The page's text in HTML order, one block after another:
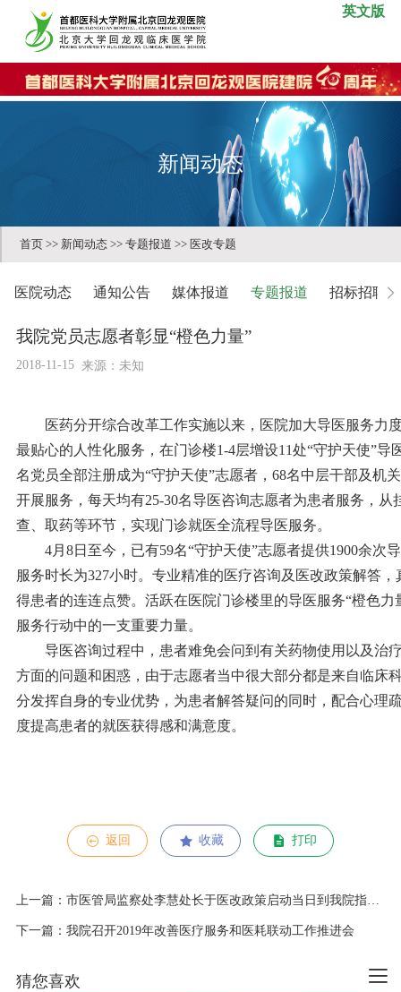
英文版
新闻动态
医院动态 通知公告 媒体报道 专题报道 招标招聘
首页 >> 新闻动态 >> 专题报道 >> 医改专题
我院党员志愿者彰显“橙色力量”
2018-11-15 来源：未知
医药分开综合改革工作实施以来，医院加大导医服务力
最贴心的人性化服务，在门诊楼1-4层增设11处“守护天使”导
名党员全部注册成为“守护天使”志愿者，68名中层干部及机
开展服务，每天均有25-30名导医咨询志愿者为患者服务，从
查、取药等环节，实现门诊就医全流程导医服务。
4月8日至今，已有59名“守护天使”志愿者提供1900余次
服务时长为327小时。专业精准的医疗咨询及医改政策解答
得患者的连连点赞。活跃在医院门诊楼里的导医服务“橙色力
服务行动中的一支重要力量。
导医咨询过程中，患者难免会问到有关药物使用以及治
方面的问题和困惑，由于志愿者当中很大部分都是来自临床
分发挥自身的专业优势，为患者解答疑问的同时，配合心理
度提高患者的就医获得感和满意度。
返回 收藏 打印
上一篇：市医管局监察处李慧处长于医改政策启动当日到我院指导工作
下一篇：我院召开2019年改善医疗服务和医耗联动工作推进会
猜您喜欢